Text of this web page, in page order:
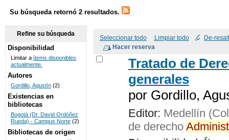
SISTEMAS
DE
BIBLIOTECAS
UNICOC
Su búsqueda retornó 2 resultados.
Seleccionar todo Limpiar todo De-
Tratado de
generales
por Gordillo,
Editor: Medellín
de derecho
Refine su búsqueda
Disponibilidad
Limitar a ítems disponibles
actualmente.
Autores
Gordillo, Agustín (2)
Existencias en
bibliotecas
Bogotá (Dr. David Ordóñez
Rueda) - Campus Norte (2)
Bibliotecas de origen